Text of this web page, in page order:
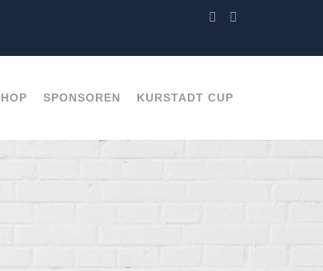
SPONSOREN KURSTADT CUP